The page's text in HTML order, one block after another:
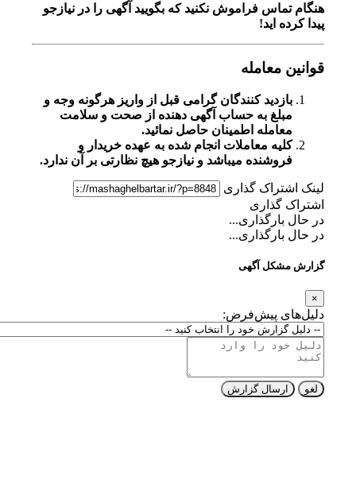
هنگام تماس فراموش نکنید که بگویید آگهی را در نیازجو
پیدا کرده اید!
قوانین معامله
بازدید کنندگان گرامی قبل از واریز هرگونه وجه و
مبلغ به حساب آگهی دهنده از صحت و سلامت
معامله اطمینان حاصل نمائید.
کلیه معاملات انجام شده به عهده خریدار و
فروشنده میباشد و نیازجو هیچ نظارتی بر آن ندارد.
لینک اشتراک گذاری
اشتراک گذاری
در حال بارگذاری...
در حال بارگذاری...
گزارش مشکل آگهی
دلیل‌های پیش‌فرض:
ارسال گزارش